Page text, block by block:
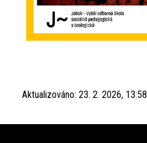
Aktualizováno: 23. 2. 2026, 13:58